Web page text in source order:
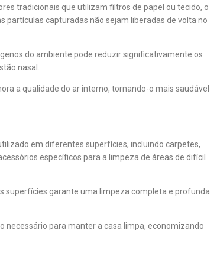
tradicionais que utilizam filtros de papel ou tecido, o
partículas capturadas não sejam liberadas de volta no
do ambiente pode reduzir significativamente os
nasal.
a qualidade do ar interno, tornando-o mais saudável
em diferentes superfícies, incluindo carpetes,
específicos para a limpeza de áreas de difícil
superfícies garante uma limpeza completa e profunda
necessário para manter a casa limpa, economizando